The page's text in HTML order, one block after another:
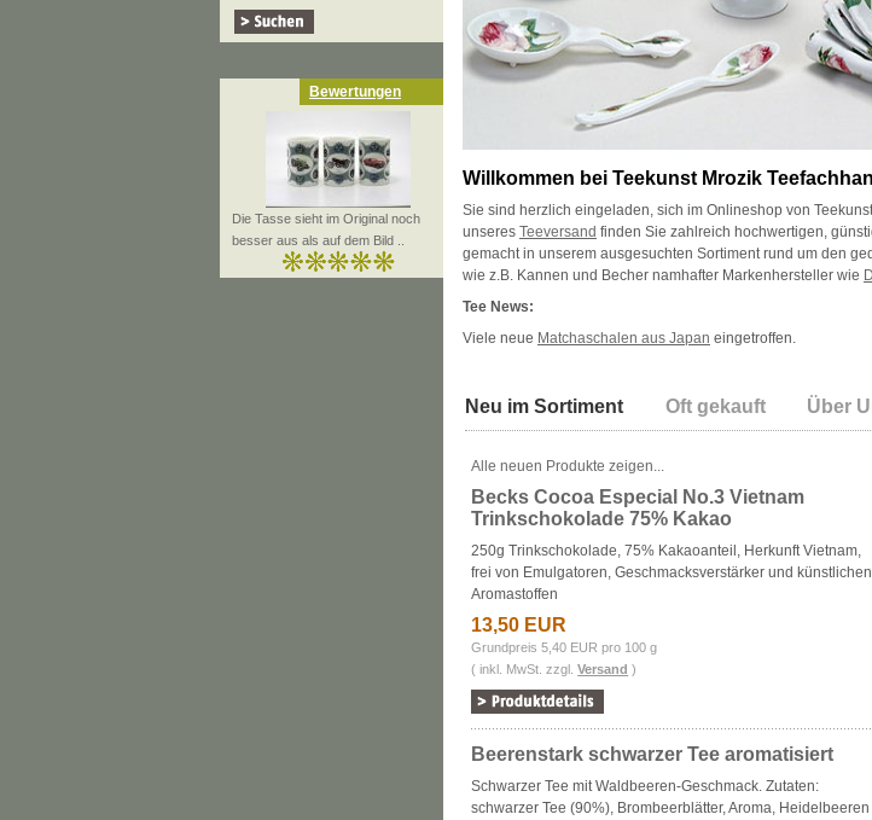
Bewertungen
Die Tasse sieht im Original noch
besser aus als auf dem Bild ..
Willkommen bei Teekunst Mrozik
Sie sind herzlich eingeladen, sich im Onlineshop von
unseres Teeversand finden Sie zahlreich hochwertigen,
gemacht in unserem ausgesuchten Sortiment rund um den
wie z.B. Kannen und Becher namhafter Markenhersteller wie
Tee News:
Viele neue Matchaschalen aus Japan eingetroffen.
Neu im Sortiment Oft gekauft Über
Alle neuen Produkte zeigen...
Becks Cocoa Especial No.3 Vietnam
Trinkschokolade 75% Kakao
250g Trinkschokolade, 75% Kakaoanteil, Herkunft Vietnam,
frei von Emulgatoren, Geschmacksverstärker und künstlichen
Aromastoffen
13,50 EUR
Grundpreis 5,40 EUR pro 100 g
( inkl. MwSt. zzgl.Versand )
Beerenstark schwarzer Tee aromatisiert
Schwarzer Tee mit Waldbeeren-Geschmack. Zutaten:
schwarzer Tee (90%), Brombeerblätter, Aroma, Heidelbeeren